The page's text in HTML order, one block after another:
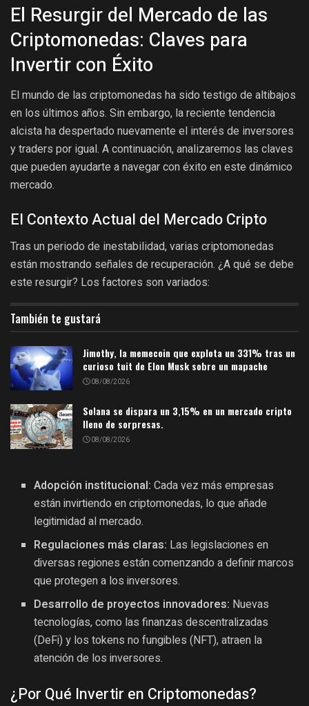
El Resurgir del Mercado de las
Criptomonedas: Claves para
Invertir con Éxito
El mundo de las criptomonedas ha sido testigo de altibajos
en los últimos años. Sin embargo, la reciente tendencia
alcista ha despertado nuevamente el interés de inversores
y traders por igual. A continuación, analizaremos las claves
que pueden ayudarte a navegar con éxito en este dinámico
mercado.
El Contexto Actual del Mercado Cripto
Tras un periodo de inestabilidad, varias criptomonedas
están mostrando señales de recuperación. ¿A qué se debe
este resurgir? Los factores son variados:
También te gustará
Jimothy, la memecoin que explota un 331% tras un
curioso tuit de Elon Musk sobre un mapache
08/08/2026
Solana se dispara un 3,15% en un mercado cripto
lleno de sorpresas.
08/08/2026
Adopción institucional: Cada vez más empresas
están invirtiendo en criptomonedas, lo que añade
legitimidad al mercado.
Regulaciones más claras: Las legislaciones en
diversas regiones están comenzando a definir marcos
que protegen a los inversores.
Desarrollo de proyectos innovadores: Nuevas
tecnologías, como las finanzas descentralizadas
(DeFi) y los tokens no fungibles (NFT), atraen la
atención de los inversores.
¿Por Qué Invertir en Criptomonedas?